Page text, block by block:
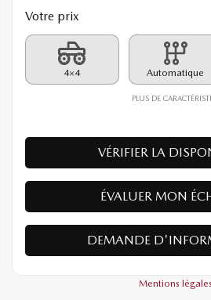
Votre prix
4×4 Automatique
PLUS DE
VÉRIFIER LA
ÉVALUER MON
DEMANDE
Mentions